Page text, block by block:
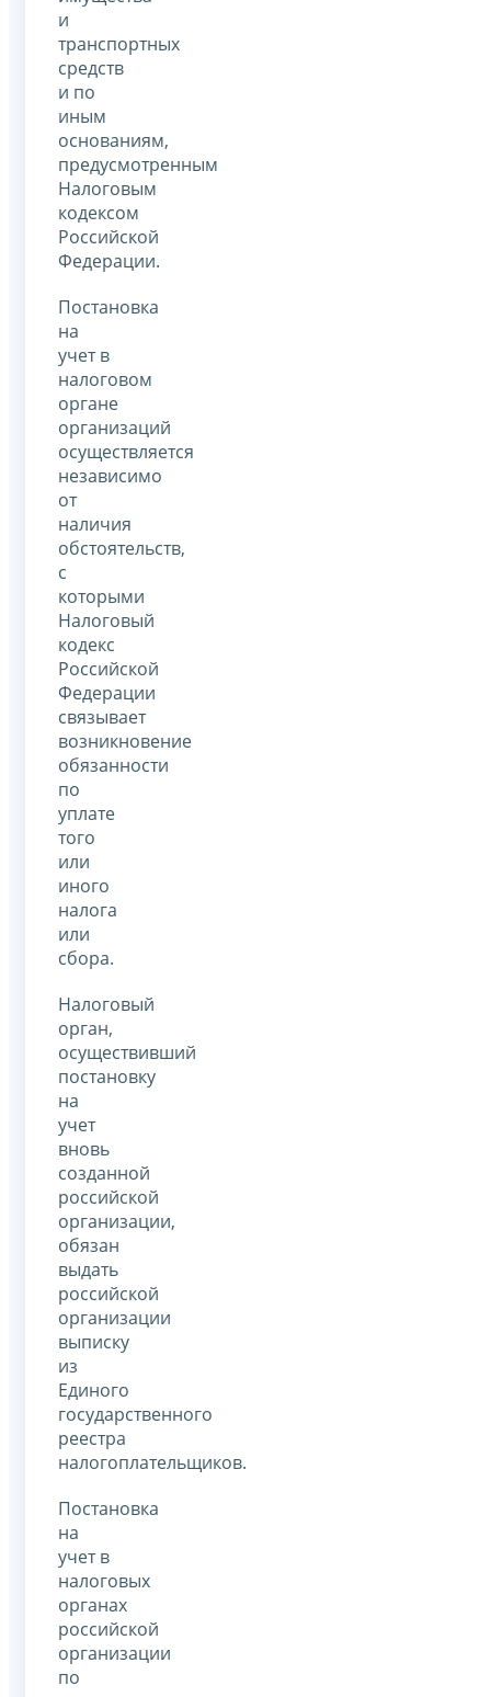
и
транспортных
средств
и по
иным
основаниям,
предусмотренным
Налоговым
кодексом
Российской
Федерации.
Постановка
на
учет в
налоговом
органе
организаций
осуществляется
независимо
от
наличия
обстоятельств,
с
которыми
Налоговый
кодекс
Российской
Федерации
связывает
возникновение
обязанности
по
уплате
того
или
иного
налога
или
сбора.
Налоговый
орган,
осуществивший
постановку
на
учет
вновь
созданной
российской
организации,
обязан
выдать
российской
организации
выписку
из
Единого
государственного
реестра
налогоплательщиков.
Постановка
на
учет в
налоговых
органах
российской
организации
по